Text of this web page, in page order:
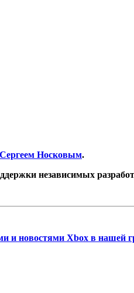
Сергеем Носковым.
независимых
и новостями Xbox в нашей